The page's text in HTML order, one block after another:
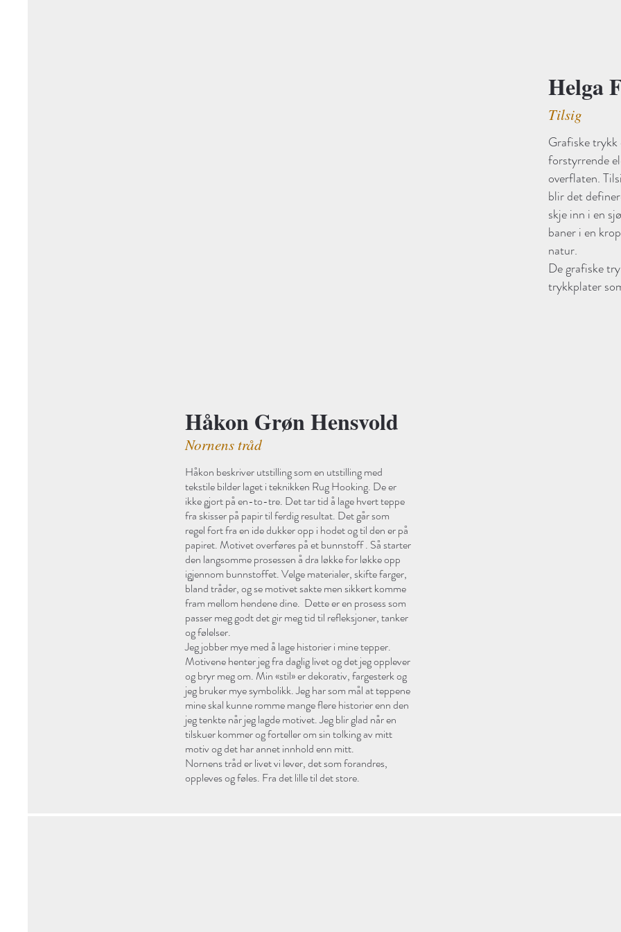
Helga
Tilsig
Grafiske
forstyrrende
overflaten.
blir det
skje inn i en
baner i en
natur.
De grafiske
trykkplater
Håkon Grøn Hensvold
Nornens tråd
Håkon beskriver utstilling som en utstilling med
tekstile bilder laget i teknikken Rug Hooking. De er
ikke gjort på en-to-tre. Det tar tid å lage hvert teppe
fra skisser på papir til ferdig resultat. Det går som
regel fort fra en ide dukker opp i hodet og til den er på
papiret. Motivet overføres på et bunnstoff . Så starter
den langsomme prosessen å dra løkke for løkke opp
igjennom bunnstoffet. Velge materialer, skifte farger,
bland tråder, og se motivet sakte men sikkert komme
fram mellom hendene dine. Dette er en prosess som
passer meg godt det gir meg tid til refleksjoner, tanker
og følelser.
Jeg jobber mye med å lage historier i mine tepper.
Motivene henter jeg fra daglig livet og det jeg opplever
og bryr meg om. Min «stil» er dekorativ, fargesterk og
jeg bruker mye symbolikk. Jeg har som mål at teppene
mine skal kunne romme mange flere historier enn den
jeg tenkte når jeg lagde motivet. Jeg blir glad når en
tilskuer kommer og forteller om sin tolking av mitt
motiv og det har annet innhold enn mitt.
Nornens tråd er livet vi lever, det som forandres,
oppleves og føles. Fra det lille til det store.